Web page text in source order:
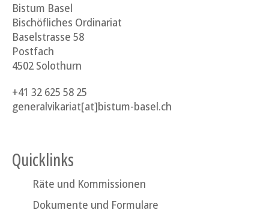
Bistum Basel
Bischöfliches Ordinariat
Baselstrasse 58
Postfach
4502 Solothurn
+41 32 625 58 25
generalvikariat[at]bistum-basel.ch
Quicklinks
Räte und Kommissionen
Dokumente und Formulare